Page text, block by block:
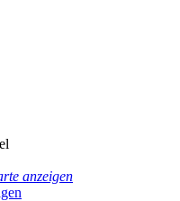
anzeigen